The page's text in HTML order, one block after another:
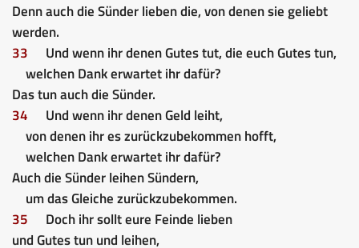
Denn auch die Sünder lieben die, von denen sie geliebt
werden.
33
Und wenn ihr denen Gutes tut, die euch Gutes tun,
welchen Dank erwartet ihr dafür?
Das tun auch die Sünder.
34
Und wenn ihr denen Geld leiht,
von denen ihr es zurückzubekommen hofft,
welchen Dank erwartet ihr dafür?
Auch die Sünder leihen Sündern,
um das Gleiche zurückzubekommen.
35
Doch ihr sollt eure Feinde lieben
und Gutes tun und leihen,